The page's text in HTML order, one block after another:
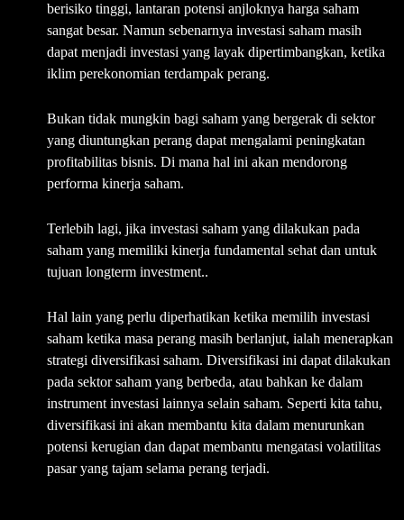
berisiko tinggi, lantaran potensi anjloknya harga saham
sangat besar. Namun sebenarnya investasi saham masih
dapat menjadi investasi yang layak dipertimbangkan, ketika
iklim perekonomian terdampak perang.
Bukan tidak mungkin bagi saham yang bergerak di sektor
yang diuntungkan perang dapat mengalami peningkatan
profitabilitas bisnis. Di mana hal ini akan mendorong
performa kinerja saham.
Terlebih lagi, jika investasi saham yang dilakukan pada
saham yang memiliki kinerja fundamental sehat dan untuk
tujuan longterm investment..
Hal lain yang perlu diperhatikan ketika memilih investasi
saham ketika masa perang masih berlanjut, ialah menerapkan
strategi diversifikasi saham. Diversifikasi ini dapat dilakukan
pada sektor saham yang berbeda, atau bahkan ke dalam
instrument investasi lainnya selain saham. Seperti kita tahu,
diversifikasi ini akan membantu kita dalam menurunkan
potensi kerugian dan dapat membantu mengatasi volatilitas
pasar yang tajam selama perang terjadi.